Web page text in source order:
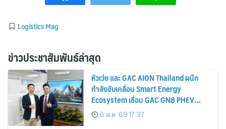
Logistics Mag
ข่าวประชาสัมพันธ์ล่าสุด
หัวเว่ย และ GAC AION Thailand ผนึก
กำลังขับเคลื่อน Smart Energy
Ecosystem เชื่อม GAC GN8 PHEV
รถยนต์ MPV ระดับพรีเมียม เข้ากับ
พลังงานแสงอาทิตย์ภายในบ้าน
6 ส.ค. 69 17:37